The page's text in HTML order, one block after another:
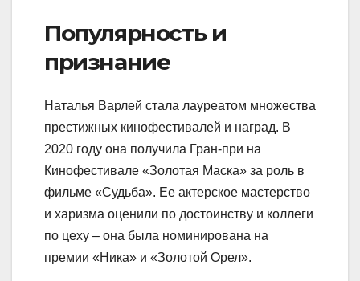
Популярность и
признание
Наталья Варлей стала лауреатом множества
престижных кинофестивалей и наград. В
2020 году она получила Гран-при на
Кинофестивале «Золотая Маска» за роль в
фильме «Судьба». Ее актерское мастерство
и харизма оценили по достоинству и коллеги
по цеху – она была номинирована на
премии «Ника» и «Золотой Орел».